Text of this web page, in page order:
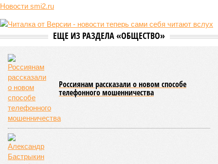
Новости smi2.ru
ЕЩЕ ИЗ РАЗДЕЛА «ОБЩЕСТВО»
Россиянам рассказали о новом способе
телефонного мошенничества